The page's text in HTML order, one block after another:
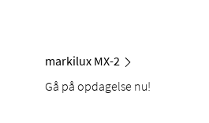
markilux MX-2
Gå på opdagelse nu!